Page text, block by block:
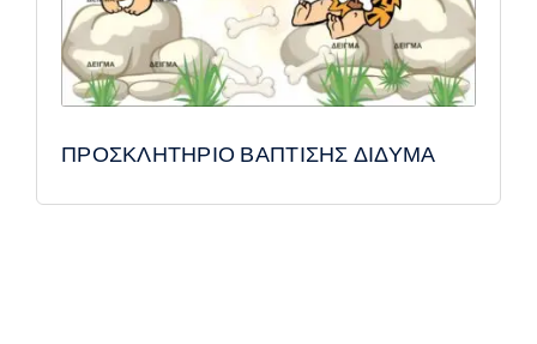
ΠΡΟΣΚΛΗΤΗΡΙΟ ΒΑΠΤΙΣΗΣ ΔΙΔΥΜΑ